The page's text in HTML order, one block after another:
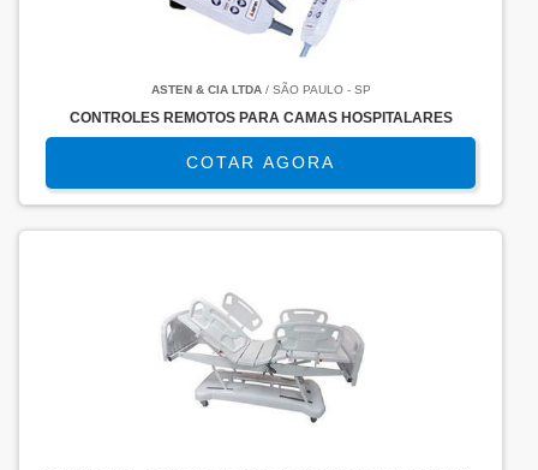
ASTEN & CIA LTDA/ SÃO PAULO - SP
CONTROLES REMOTOS PARA CAMAS HOSPITALARES
COTAR AGORA